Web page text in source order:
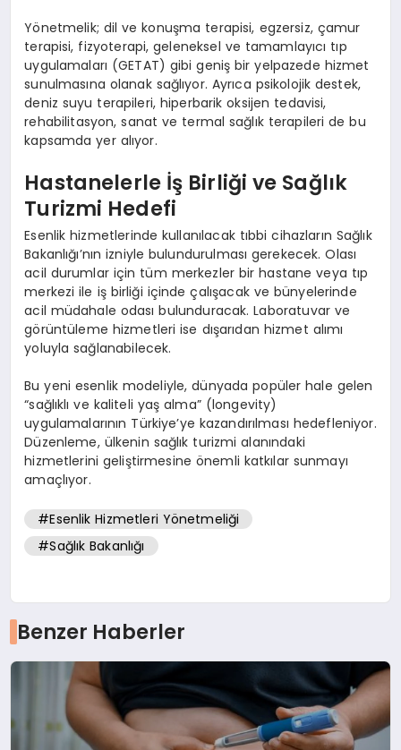
Yönetmelik; dil ve konuşma terapisi, egzersiz, çamur
terapisi, fizyoterapi, geleneksel ve tamamlayıcı tıp
uygulamaları (GETAT) gibi geniş bir yelpazede hizmet
sunulmasına olanak sağlıyor. Ayrıca psikolojik destek,
deniz suyu terapileri, hiperbarik oksijen tedavisi,
rehabilitasyon, sanat ve termal sağlık terapileri de bu
kapsamda yer alıyor.
Hastanelerle İş Birliği ve Sağlık
Turizmi Hedefi
Esenlik hizmetlerinde kullanılacak tıbbi cihazların Sağlık
Bakanlığı’nın izniyle bulundurulması gerekecek. Olası
acil durumlar için tüm merkezler bir hastane veya tıp
merkezi ile iş birliği içinde çalışacak ve bünyelerinde
acil müdahale odası bulunduracak. Laboratuvar ve
görüntüleme hizmetleri ise dışarıdan hizmet alımı
yoluyla sağlanabilecek.
Bu yeni esenlik modeliyle, dünyada popüler hale gelen
“sağlıklı ve kaliteli yaş alma” (longevity)
uygulamalarının Türkiye’ye kazandırılması hedefleniyor.
Düzenleme, ülkenin sağlık turizmi alanındaki
hizmetlerini geliştirmesine önemli katkılar sunmayı
amaçlıyor.
#Esenlik Hizmetleri Yönetmeliği
#Sağlık Bakanlığı
Benzer Haberler